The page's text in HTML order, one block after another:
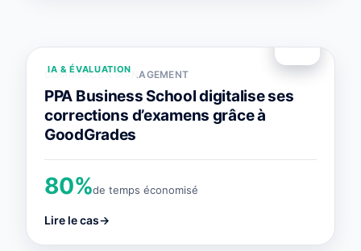
IA & ÉVALUATION
COMMERCE & MANAGEMENT
PPA Business School digitalise ses
corrections d’examens grâce à
GoodGrades
80%de temps économisé
Lire le cas→